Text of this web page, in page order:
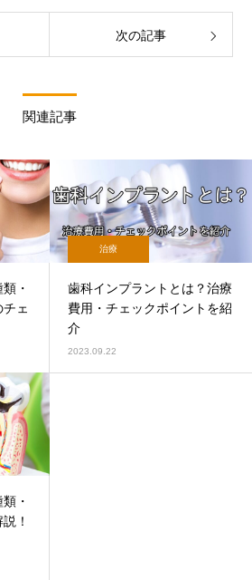
次の記事
関連記事
・
ェ
治療
歯科インプラントとは？治療
費用・チェックポイントを紹
介
2023.09.22
・
！